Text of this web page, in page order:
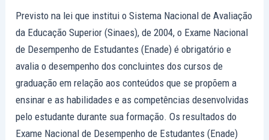
Previsto na lei que institui o Sistema Nacional de Avaliação
da Educação Superior (Sinaes), de 2004, o Exame Nacional
de Desempenho de Estudantes (Enade) é obrigatório e
avalia o desempenho dos concluintes dos cursos de
graduação em relação aos conteúdos que se propõem a
ensinar e as habilidades e as competências desenvolvidas
pelo estudante durante sua formação. Os resultados do
Exame Nacional de Desempenho de Estudantes (Enade)